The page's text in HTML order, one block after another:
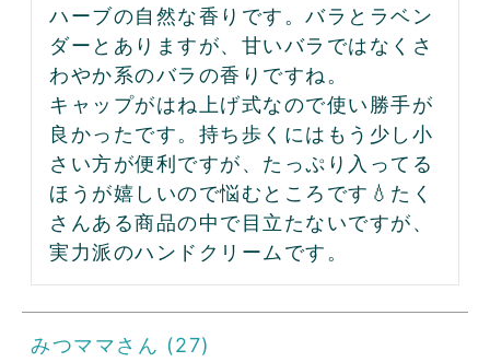
ハーブの自然な香りです。バラとラベン
ダーとありますが、甘いバラではなくさ
わやか系のバラの香りですね。
キャップがはね上げ式なので使い勝手が
良かったです。持ち歩くにはもう少し小
さい方が便利ですが、たっぷり入ってる
ほうが嬉しいので悩むところです💧たく
さんある商品の中で目立たないですが、
実力派のハンドクリームです。
みつママ 27